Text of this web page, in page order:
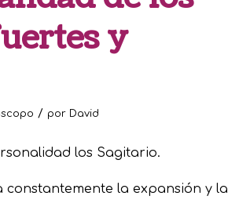
y
/ por David
los Sagitario.
constantemente la expansión y la